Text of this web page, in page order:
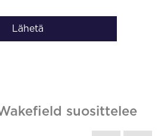
Lähetä
suosittelee